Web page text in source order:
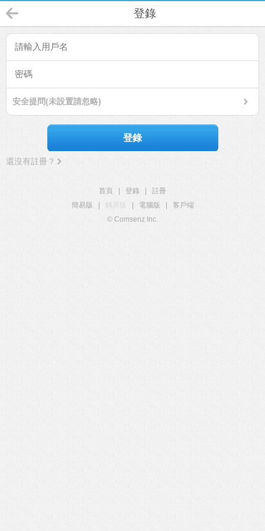
登錄
安全提問(未設置請忽略)
登錄
還沒有註冊？
首頁 登錄
註冊
簡易版
觸屏版 電腦版
客戶端
© Comsenz Inc.